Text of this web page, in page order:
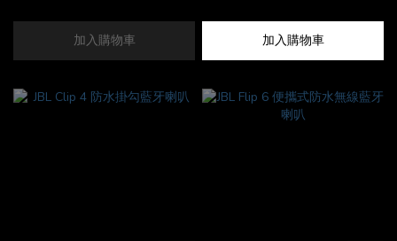
加入購物車 加入購物車